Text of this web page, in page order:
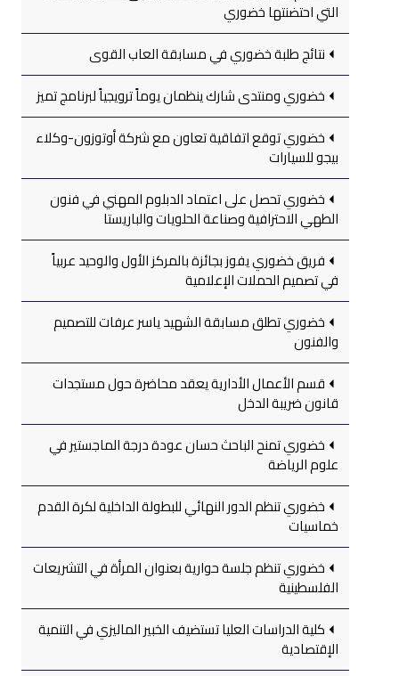
التي احتضنتها خضوري
نتائج طلبة خضوري في مسابقة العاب القوى
خضوري ومنتدى شارك ينظمان يوماً ترويجياً لبرنامج تميز
خضوري توقع اتفاقية تعاون مع شركة أوتوزون-وكلاء
بيجو للسيارات
خضوري تحصل على اعتماد الدبلوم المهني في فنون
الطهي الاحترافية وصناعة الحلويات والباريستا
فريق خضوري يفوز بجائزة بالمركز الأول والوحيد عربياً
في تصميم الحملات الإعلامية
خضوري تطلق مسابقة الشهيد ياسر عرفات للتصميم
والفنون
قسم الأعمال الأدارية يعقد محاضرة حول مستجدات
قانون ضريبة الدخل
خضوري تمنح الباحث حسان عودة درجة الماجستير في
علوم الرياضة
خضوري تنظم الدور النهائي للبطولة الداخلية لكرة القدم
خماسيات
خضوري تنظم جلسة حوارية بعنوان المرأة في التشريعات
الفلسطينية
كلية الدراسات العليا تستضيف الخبير الماليزي في التنمية
الإقتصادية